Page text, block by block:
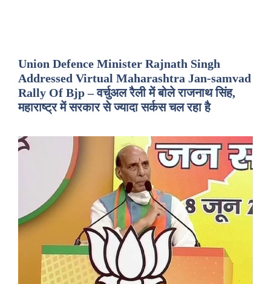
Union Defence Minister Rajnath Singh
Addressed Virtual Maharashtra Jan-samvad
Rally Of Bjp – वर्चुअल रैली में बोले राजनाथ सिंह,
महाराष्ट्र में सरकार से ज्यादा सर्कस चल रहा है